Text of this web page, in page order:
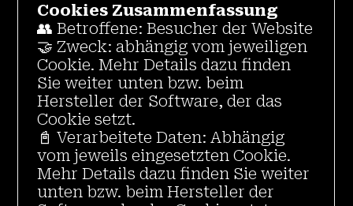
Cookies Zusammenfassung
👥 Betroffene: Besucher der Website
🤝 Zweck: abhängig vom jeweiligen
Cookie. Mehr Details dazu finden
Sie weiter unten bzw. beim
Hersteller der Software, der das
Cookie setzt.
📓 Verarbeitete Daten: Abhängig
vom jeweils eingesetzten Cookie.
Mehr Details dazu finden Sie weiter
unten bzw. beim Hersteller der